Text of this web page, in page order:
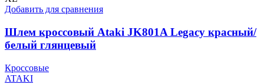
странице
Добавить для сравнения
Шлем кроссовый Ataki JK801A Legacy красный/
белый глянцевый
Кроссовые
ATAKI